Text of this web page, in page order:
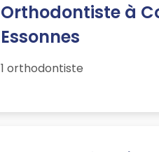
Orthodontiste à
Essonnes
1 orthodontiste